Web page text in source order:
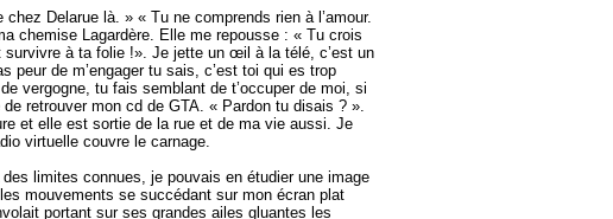
Delarue là. » « Tu ne comprends rien à l’amour.
chemise Lagardère. Elle me repousse : « Tu crois
à ta folie !». Je jette un œil à la télé, c’est un
peur de m’engager tu sais, c’est toi qui es trop
vergogne, tu fais semblant de t’occuper de moi, si
retrouver mon cd de GTA. « Pardon tu disais ? ».
et elle est sortie de la rue et de ma vie aussi. Je
virtuelle couvre le carnage.
limites connues, je pouvais en étudier une image
mouvements se succédant sur mon écran plat
portant sur ses grandes ailes gluantes les